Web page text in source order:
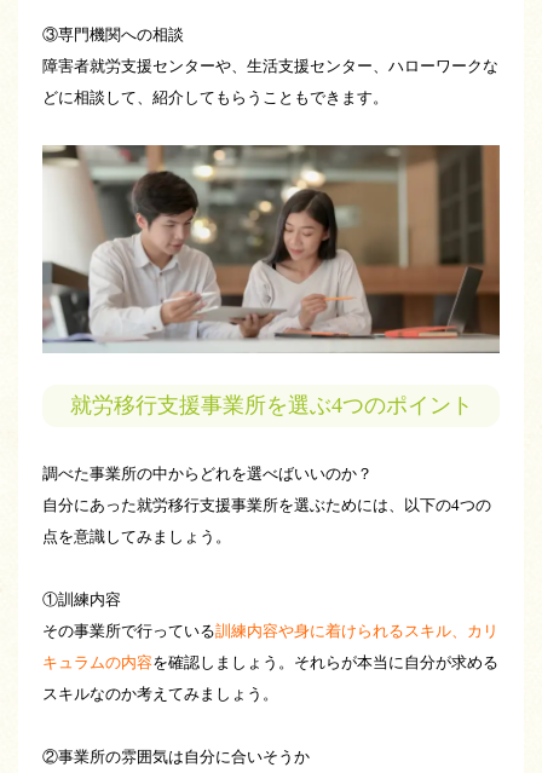
③専門機関への相談
障害者就労支援センターや、生活支援センター、ハローワークな
どに相談して、紹介してもらうこともできます。
就労移行支援事業所を選ぶ4つのポイント
調べた事業所の中からどれを選べばいいのか？
自分にあった就労移行支援事業所を選ぶためには、以下の4つの
点を意識してみましょう。
①訓練内容
その事業所で行っている訓練内容や身に着けられるスキル、カリ
キュラムの内容を確認しましょう。それらが本当に自分が求める
スキルなのか考えてみましょう。
②事業所の雰囲気は自分に合いそうか